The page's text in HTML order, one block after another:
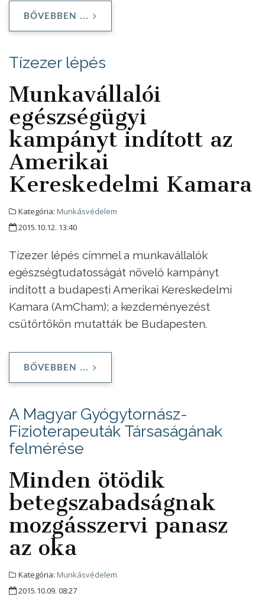
BŐVEBBEN ...
Tízezer lépés
Munkavállalói
egészségügyi
kampányt indított az
Amerikai
Kereskedelmi Kamara
Kategória: Munkásvédelem
2015.10.12. 13:40
Tízezer lépés címmel a munkavállalók
egészségtudatosságát növelő kampányt
indított a budapesti Amerikai Kereskedelmi
Kamara (AmCham); a kezdeményezést
csütörtökön mutatták be Budapesten.
BŐVEBBEN ...
A Magyar Gyógytornász-
Fizioterapeuták Társaságának
felmérése
Minden ötödik
betegszabadságnak
mozgásszervi panasz
az oka
Kategória: Munkásvédelem
2015.10.09. 08:27